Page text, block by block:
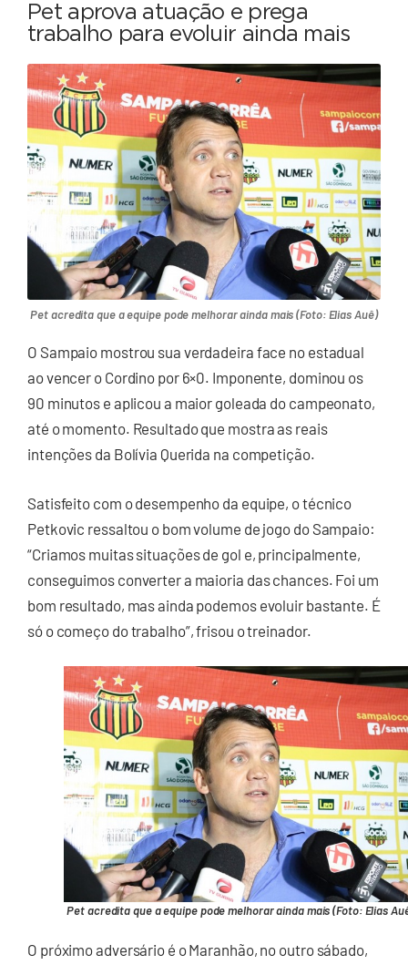
Pet aprova atuação e prega
trabalho para evoluir ainda mais
Pet acredita que a equipe pode melhorar ainda mais (Foto: Elias Auê)
O Sampaio mostrou sua verdadeira face no estadual
ao vencer o Cordino por 6×0. Imponente, dominou os
90 minutos e aplicou a maior goleada do campeonato,
até o momento. Resultado que mostra as reais
intenções da Bolívia Querida na competição.
Satisfeito com o desempenho da equipe, o técnico
Petkovic ressaltou o bom volume de jogo do Sampaio:
“Criamos muitas situações de gol e, principalmente,
conseguimos converter a maioria das chances. Foi um
bom resultado, mas ainda podemos evoluir bastante. É
só o começo do trabalho”, frisou o treinador.
Pet acredita que a equipe pode melhorar ainda mais (Foto: Elias
O próximo adversário é o Maranhão, no outro sábado,